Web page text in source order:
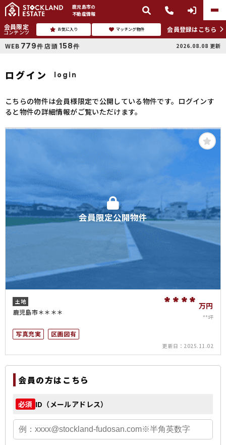
鹿児島市の
不動産情報
会員限定
コンテンツ お気に入り マッチング物件
会員登録はこちら
WEB 779件 店頭 158件 2026.08.08 更新
ログイン login
こちらの物件は会員様限定で公開している物件です。ログインす
ると物件の詳細情報がご覧いただけます。
会員限定公開物件
土地
鹿児島市＊＊＊＊ **** 万円
**坪
写真充実 区画図有
更新日： 2025.11.02
会員の方はこちら
必須 ID（メールアドレス）